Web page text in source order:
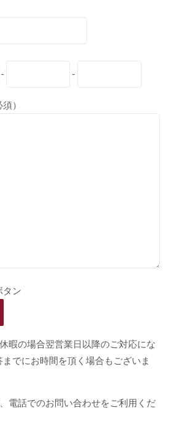
-
-
）
タン
暇の場合翌営業日以降のご対応にな
でにお時間を頂く場合もございま
電話でのお問い合わせをご利用くだ